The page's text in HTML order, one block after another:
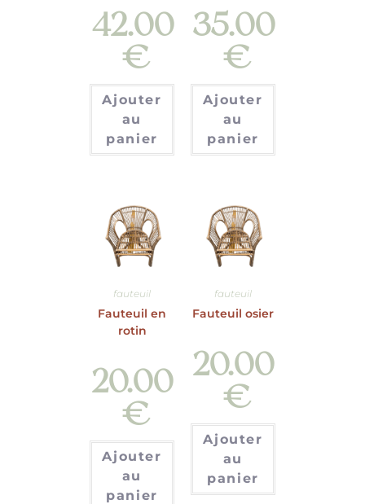
42.00
€
Ajouter
au
panier
35.00
€
Ajouter
au
panier
fauteuil
Fauteuil en
rotin
20.00
€
Ajouter
au
panier
fauteuil
Fauteuil osier
20.00
€
Ajouter
au
panier